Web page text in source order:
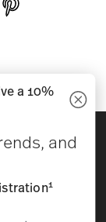
Privacy
a 10%
and
1